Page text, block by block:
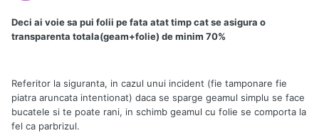
Deci ai voie sa pui folii pe fata atat timp cat se asigura o
transparenta totala(geam+folie) de minim 70%
Referitor la siguranta, in cazul unui incident (fie tamponare fie
piatra aruncata intentionat) daca se sparge geamul simplu se face
bucatele si te poate rani, in schimb geamul cu folie se comporta la
fel ca parbrizul.